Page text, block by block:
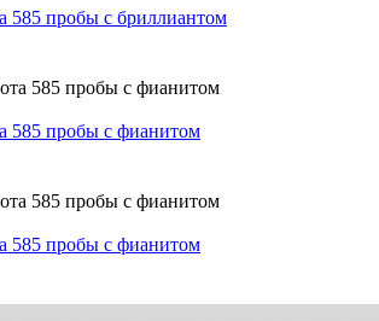
585 пробы с бриллиантом
585 пробы с фианитом
585 пробы с фианитом